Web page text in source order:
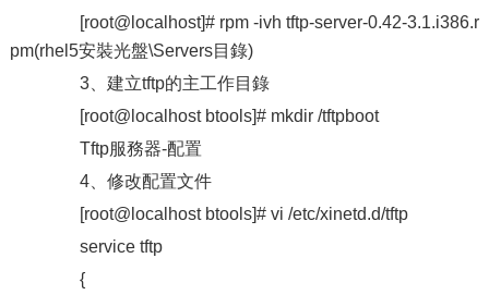
[root@localhost]# rpm -ivh tftp-server-0.42-3.1.i386.r
pm(rhel5安裝光盤\Servers目錄)
3、建立tftp的主工作目錄
[root@localhost btools]# mkdir /tftpboot
Tftp服務器-配置
4、修改配置文件
[root@localhost btools]# vi /etc/xinetd.d/tftp
service tftp
{